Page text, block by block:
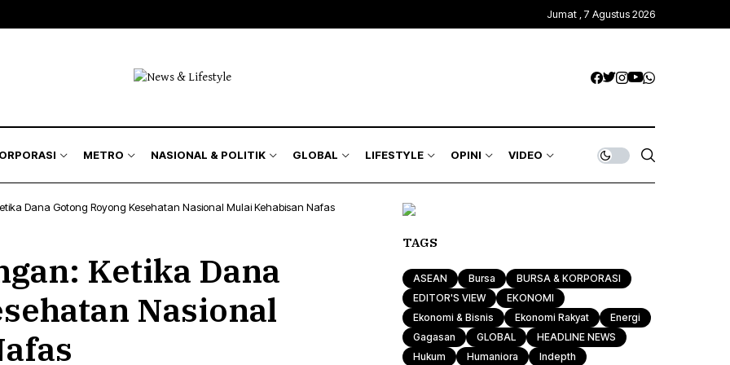
Jumat , 7 Agustus 2026
METRO NASIONAL & POLITIK GLOBAL LIFESTYLE OPINI VIDEO
Dana Gotong Royong Kesehatan Nasional Mulai Kehabisan Nafas
Ketika Dana
Nasional
TAGS
ASEAN Bursa
BURSA & KORPORASI
EDITOR'S VIEW
EKONOMI
Ekonomi & Bisnis
Ekonomi Rakyat
Energi
Gagasan
GLOBAL
HEADLINE NEWS
Hukum
Humaniora
Indepth